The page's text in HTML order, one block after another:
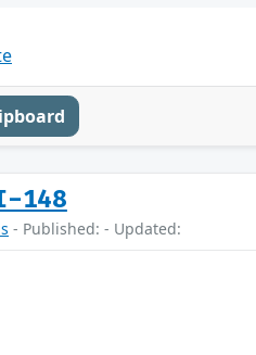
148
- Published: - Updated: